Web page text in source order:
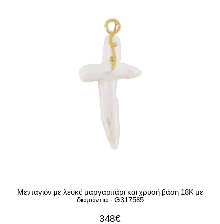
Μενταγιόν με λευκό μαργαριτάρι και χρυσή βάση 18Κ με
διαμάντια - G317585
348€